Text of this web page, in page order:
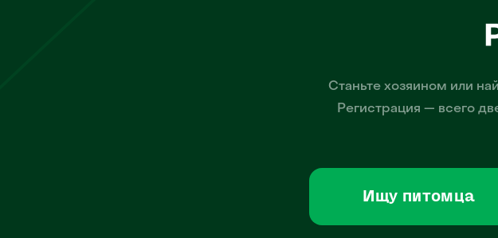
Станьте хозяином или
Регистрация — всего
Ищу питомца